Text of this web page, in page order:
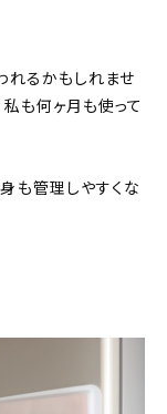
れるかもしれませ
も何ヶ月も使って
も管理しやすくな